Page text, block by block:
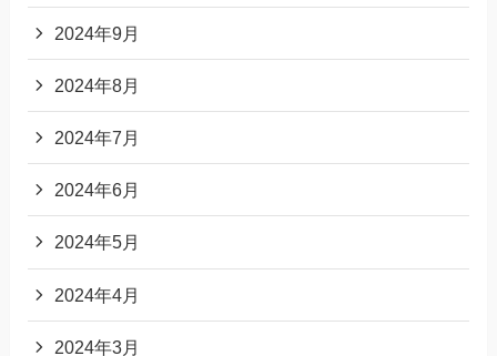
2024年9月
2024年8月
2024年7月
2024年6月
2024年5月
2024年4月
2024年3月